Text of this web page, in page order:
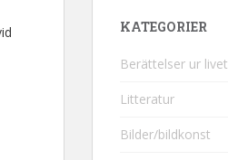
KATEGORIER
Berättelser ur livet
Litteratur
Bilder/bildkonst